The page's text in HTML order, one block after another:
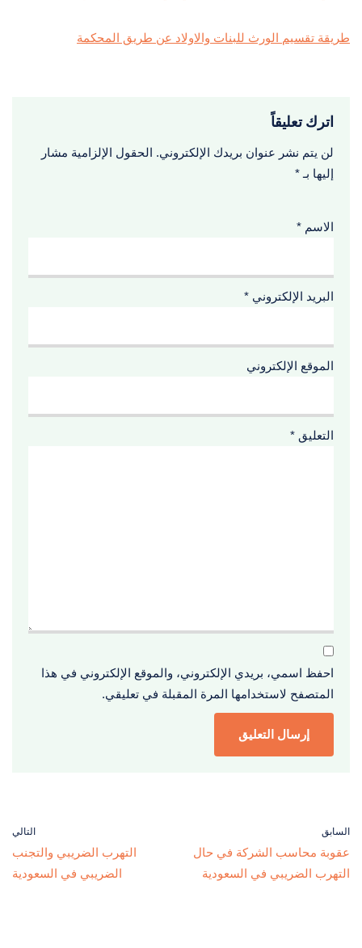
طريقة تقسيم الورث للبنات والاولاد عن طريق المحكمة
اترك تعليقاً
لن يتم نشر عنوان بريدك الإلكتروني. الحقول الإلزامية مشار
إليها بـ *
الاسم *
البريد الإلكتروني *
الموقع الإلكتروني
التعليق *
احفظ اسمي، بريدي الإلكتروني، والموقع الإلكتروني في هذا
المتصفح لاستخدامها المرة المقبلة في تعليقي.
السابق
عقوبة محاسب الشركة في حال
التهرب الضريبي في السعودية
التالي
التهرب الضريبي والتجنب
الضريبي في السعودية